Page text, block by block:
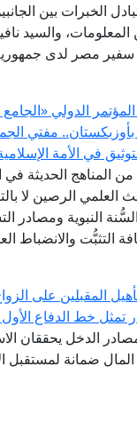
الخبرات بين
والسيد
سفير مصر لدى
الدولي
بأوزبكستان.. مفتي
في الأمة
المناهج الحديثة
العلمي الرصين لا
النبوية ومصادر
التثبُّت والانضباط
المقبلين على
تمثل خط الدفاع
الدخل يحققان
ضمانة لمستقبل